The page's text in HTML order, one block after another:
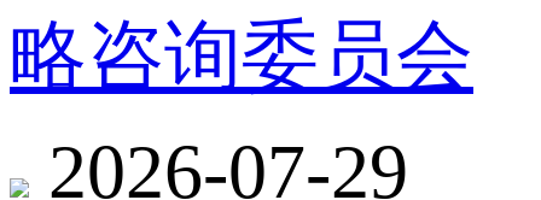
略咨询委员会
2026-07-29